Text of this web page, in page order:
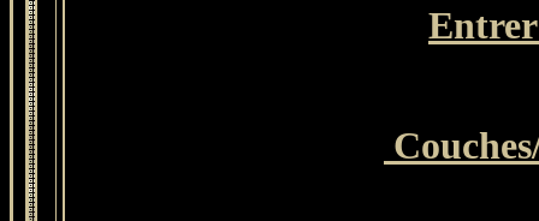
Couches